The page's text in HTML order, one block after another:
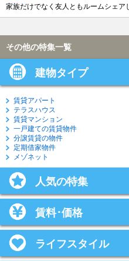
家族だけでなく友人ともルームシェア
その他の特集一覧
建物タイプ
賃貸アパート
テラスハウス
賃貸マンション
一戸建ての賃貸物件
分譲賃貸の物件
定期借家物件
メゾネット
人気の特集
賃料･価格
ライフスタイル